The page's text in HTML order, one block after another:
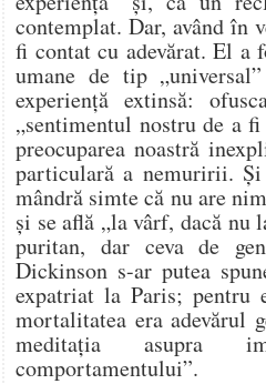
contemplat. Dar, având în
fi contat cu adevărat. El a
umane de tip
experiență extinsă:
„sentimentul nostru de a
preocuparea noastră
particulară a nemuririi. Și
mândră simte că nu are
și se află „la vârf, dacă
puritan, dar ceva de
Dickinson s-ar putea
expatriat la Paris;
mortalitatea era adevărul
meditația asupra
comportamentului”.